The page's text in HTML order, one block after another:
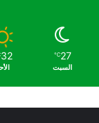
27
℃
السبت
32